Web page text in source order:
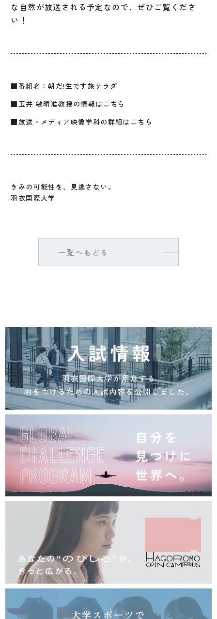
な自然が放送される予定なので、ぜひご覧くださ
い！
■番組名：朝だ!生です旅サラダ
■玉井 敏晴准教授の情報は こちら
■放送・メディア映像学科の詳細は こちら
きみの可能性を、見逃さない。
羽衣国際大学
一覧へもどる